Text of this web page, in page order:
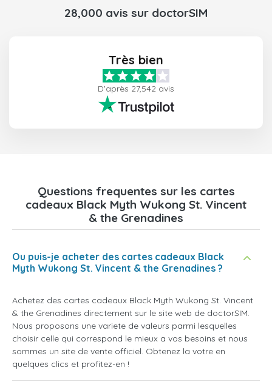
28,000 avis sur doctorSIM
Très bien
D'après 27,542 avis
Questions frequentes sur les cartes
cadeaux Black Myth Wukong St. Vincent
& the Grenadines
Ou puis-je acheter des cartes cadeaux Black
Myth Wukong St. Vincent & the Grenadines ?
Achetez des cartes cadeaux Black Myth Wukong St. Vincent
& the Grenadines directement sur le site web de doctorSIM.
Nous proposons une variete de valeurs parmi lesquelles
choisir celle qui correspond le mieux a vos besoins et nous
sommes un site de vente officiel. Obtenez la votre en
quelques clics et profitez-en !